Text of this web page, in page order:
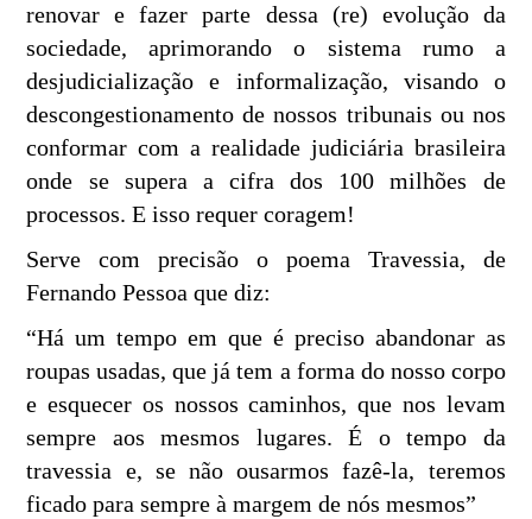
renovar e fazer parte dessa (re) evolução da
sociedade, aprimorando o sistema rumo a
desjudicialização e informalização, visando o
descongestionamento de nossos tribunais ou nos
conformar com a realidade judiciária brasileira
onde se supera a cifra dos 100 milhões de
processos. E isso requer coragem!
Serve com precisão o poema Travessia, de
Fernando Pessoa que diz:
“Há um tempo em que é preciso abandonar as
roupas usadas, que já tem a forma do nosso corpo
e esquecer os nossos caminhos, que nos levam
sempre aos mesmos lugares. É o tempo da
travessia e, se não ousarmos fazê-la, teremos
ficado para sempre à margem de nós mesmos”